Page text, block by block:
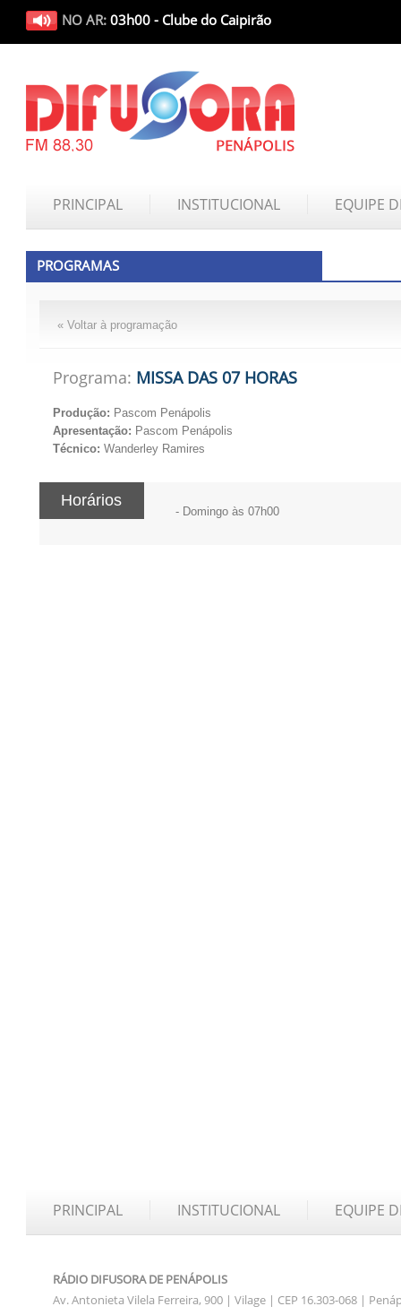
NO AR: 03h00 - Clube do Caipirão
PRINCIPAL INSTITUCIONAL EQUIPE
PROGRAMAS
« Voltar à programação
Programa: MISSA DAS 07 HORAS
Produção: Pascom Penápolis
Apresentação: Pascom Penápolis
Técnico: Wanderley Ramires
Horários
- Domingo às 07h00
PRINCIPAL INSTITUCIONAL EQUIPE
RÁDIO DIFUSORA DE PENÁPOLIS
Av. Antonieta Vilela Ferreira, 900 | Vilage | CEP 16.303-068 |